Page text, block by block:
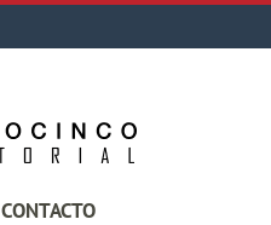
CONTACTO